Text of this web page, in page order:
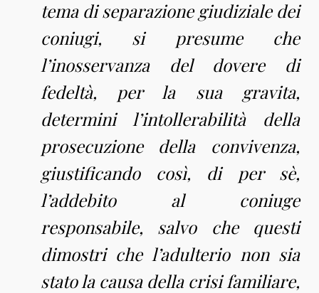
tema di separazione giudiziale dei
coniugi, si presume che
l’inosservanza del dovere di
fedeltà, per la sua gravita,
determini l’intollerabilità della
prosecuzione della convivenza,
giustificando così, di per sè,
l’addebito al coniuge
responsabile, salvo che questi
dimostri che l’adulterio non sia
stato la causa della crisi familiare,